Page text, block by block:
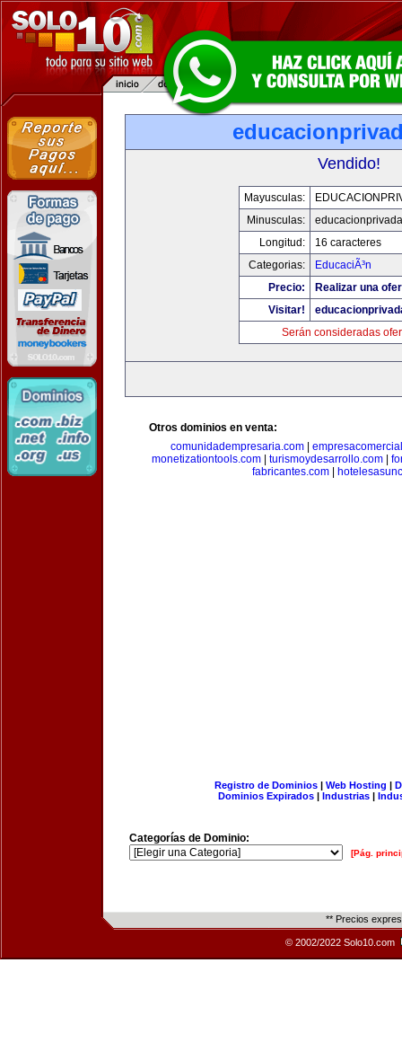
Vendido!
Mayusculas:
Minusculas:
Longitud:
16 caracteres
Categorias:
EducaciÃ³n
Precio:
Realizar una
Visitar!
Serán consideradas
Otros dominios en venta:
comunidadempresaria.com
monetizationtools.com| turismoydesarrollo.com|
fabricantes.com|
Registro de Dominios| Web Hosting |
Dominios Expirados | Industrias |
Categorías de Dominio:
[Pág.
** Precios
© 2002/2022 Solo10.com